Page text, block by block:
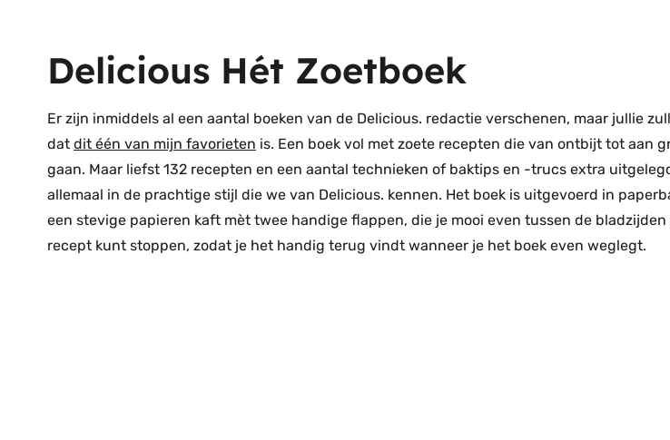
Delicious Hét Zoetboek
Er zijn inmiddels al een aantal boeken van de Delicious. redactie verschenen, maar jullie
dat dit één van mijn favorieten is. Een boek vol met zoete recepten die van ontbijt tot aan
gaan. Maar liefst 132 recepten en een aantal technieken of baktips en -trucs extra
allemaal in de prachtige stijl die we van Delicious. kennen. Het boek is uitgevoerd in
een stevige papieren kaft mèt twee handige flappen, die je mooi even tussen de
recept kunt stoppen, zodat je het handig terug vindt wanneer je het boek even weglegt.